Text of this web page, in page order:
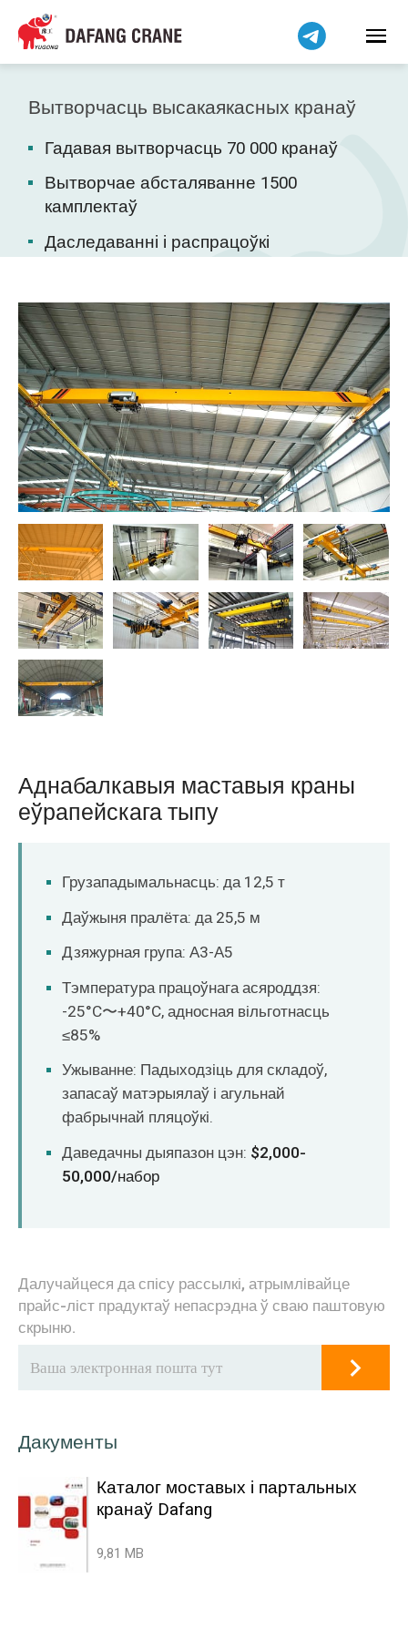
Вытворчасць высакаякасных кранаў
Гадавая вытворчасць 70 000 кранаў
Вытворчае абсталяванне 1500
камплектаў
Даследаванні і распрацоўкі
Аднабалкавыя маставыя краны
еўрапейскага тыпу
Грузападымальнасць: да 12,5 т
Даўжыня пралёта: да 25,5 м
Дзяжурная група: А3-А5
Тэмпература працоўнага асяроддзя:
-25°C〜+40°C, адносная вільготнасць
≤85%
Ужыванне: Падыходзіць для складоў,
запасаў матэрыялаў і агульнай
фабрычнай пляцоўкі.
Даведачны дыяпазон цэн: $2,000-
50,000/набор
Далучайцеся да спісу рассылкі, атрымлівайце
прайс-ліст прадуктаў непасрэдна ў сваю паштовую
скрыню.
Дакументы
Каталог моставых і партальных
кранаў Dafang
9,81 MB
हिन्दी
Bahasa Indonesia
Bahasa Melayu
Tiếng Việt
বাংলা
فارسی
Pilipino
اردو
Čeština
Kiswahili
Dansk
Norsk
O‘zbekcha